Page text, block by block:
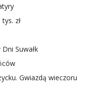
zł
Suwałk
Gwiazdą wieczoru